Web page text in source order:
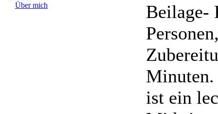
Über mich
Beilage-
ist ein